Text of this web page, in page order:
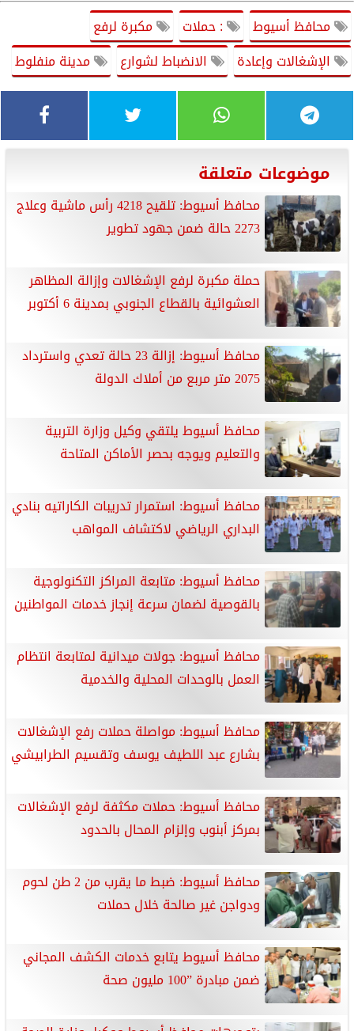
محافظ أسيوط : حملات
مكبرة لرفع
الإشغالات وإعادة
الانضباط لشوارع مدينة منفلوط
موضوعات متعلقة
محافظ أسيوط: تلقيح 4218 رأس ماشية وعلاج
2273 حالة ضمن جهود تطوير
حملة مكبرة لرفع الإشغالات وإزالة المظاهر
العشوائية بالقطاع الجنوبي بمدينة 6 أكتوبر
محافظ أسيوط: إزالة 23 حالة تعدي واسترداد
2075 متر مربع من أملاك الدولة
محافظ أسيوط يلتقي وكيل وزارة التربية
والتعليم ويوجه بحصر الأماكن المتاحة
محافظ أسيوط: استمرار تدريبات الكاراتيه بنادي
البداري الرياضي لاكتشاف المواهب
محافظ أسيوط: متابعة المراكز التكنولوجية
بالقوصية لضمان سرعة إنجاز خدمات المواطنين
محافظ أسيوط: جولات ميدانية لمتابعة انتظام
العمل بالوحدات المحلية والخدمية
محافظ أسيوط: مواصلة حملات رفع الإشغالات
بشارع عبد اللطيف يوسف وتقسيم الطرابيشي
محافظ أسيوط: حملات مكثفة لرفع الإشغالات
بمركز أبنوب وإلزام المحال بالحدود
محافظ أسيوط: ضبط ما يقرب من 2 طن لحوم
ودواجن غير صالحة خلال حملات
محافظ أسيوط يتابع خدمات الكشف المجاني
ضمن مبادرة ”100 مليون صحة